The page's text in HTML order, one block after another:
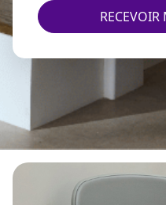
RECEVOIR